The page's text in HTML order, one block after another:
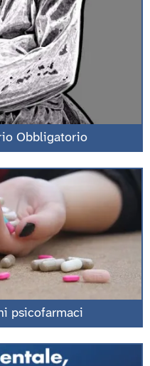
Obbligatorio
psicofarmaci